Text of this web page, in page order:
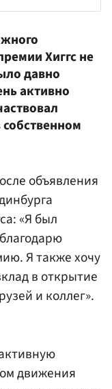
Хиггс не
давно
активно
объявления
«Я был
Я также хочу
в открытие
и коллег».
движения